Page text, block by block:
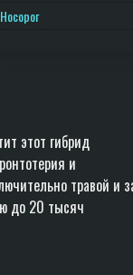
Носорог
этот гибрид
и
травой и
до 20 тысяч